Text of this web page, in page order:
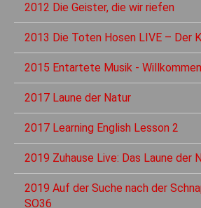
2012 Die Geister, die wir riefen
2013 Die Toten Hosen LIVE – Der
2015 Entartete Musik -
2017 Laune der Natur
2017 Learning English Lesson 2
2019 Zuhause Live: Das Laune der
2019 Auf der Suche nach der
SO36